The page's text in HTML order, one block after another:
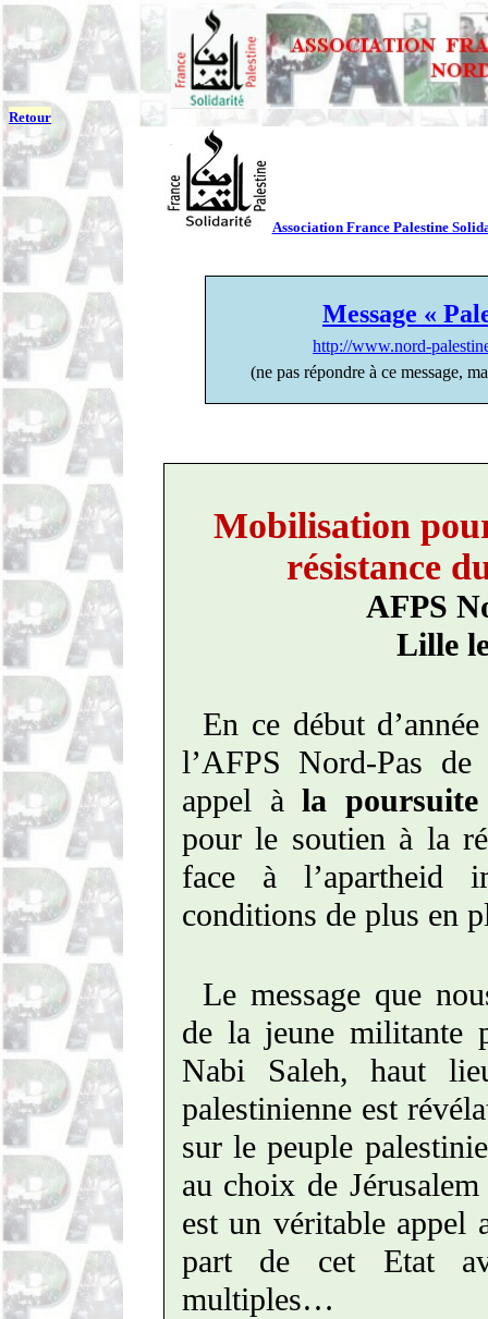
Retour
Association France Palestine
Message «
http://www.nord-
(ne pas répondre à ce message,
Mobilisation
résistance
AFPS
Lille
En ce début
l’AFPS Nord-Pas de
appel àla poursuite
pour le soutien à la
face à l’apartheid
conditions de plus en
Le message que
de la jeune militante
Nabi Saleh, haut
palestinienne est
sur le peuple
au choix de
est un véritable appel
part de cet Etat
multiples…